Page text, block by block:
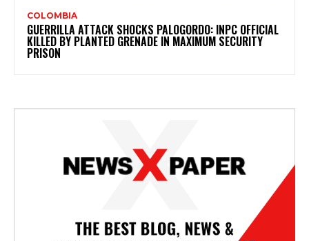
COLOMBIA
GUERRILLA ATTACK SHOCKS PALOGORDO: INPC OFFICIAL
KILLED BY PLANTED GRENADE IN MAXIMUM SECURITY
PRISON